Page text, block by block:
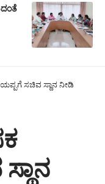
ಸಚಿವ ಸ್ಥಾನ ನೀಡಿ